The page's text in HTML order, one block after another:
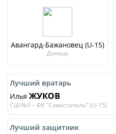
Авангард-Бажановец (U-15)
Донецк
Лучший вратарь
Илья ЖУКОВ
СШ №3 – ФК "Севастополь" (U-15)
Лучший защитник